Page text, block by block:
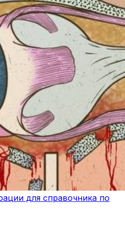
для справочника по